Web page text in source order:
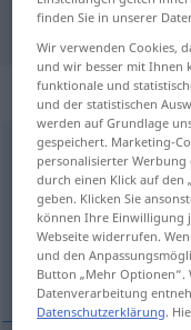
Übersetzung
Abschlussprüfungf
Übersicht aller
(Für mehr Details die
exame final
finden Sie in unserer
Wir verwenden Cookies,
und wir besser mit Ihnen
funktionale und
und der statistischen
werden auf Grundlage
gespeichert. Marketing-
personalisierter Werbung
durch einen Klick auf den
geben. Klicken Sie
können Ihre Einwilligung
Webseite widerrufen.
und den
Button „Mehr Optionen“.
Datenverarbeitung
Datenschutzerklärung.